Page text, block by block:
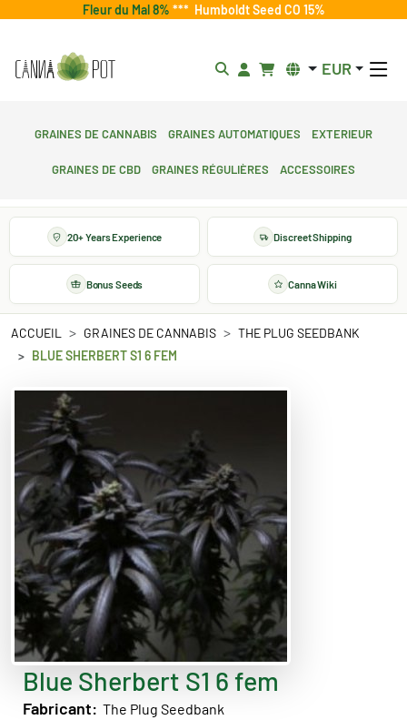
Fleur du Mal 8% *** Humboldt Seed CO 15%
EUR
Graines de cannabis Graines automatiques
Exterieur
Graines de CBD Graines régulières Accessoires
20+ Years Experience Discreet Shipping
Bonus Seeds Canna Wiki
ACCUEIL GRAINES DE CANNABIS
THE PLUG SEEDBANK
BLUE SHERBERT S1 6 FEM
Blue Sherbert S1 6 fem
Fabricant: The Plug Seedbank